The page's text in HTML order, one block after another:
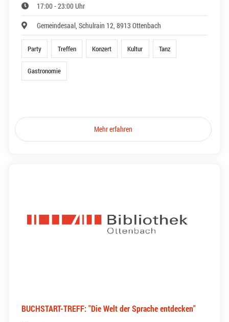
17:00 - 23:00 Uhr
Gemeindesaal, Schulrain 12, 8913 Ottenbach
Party Treffen Konzert Kultur Tanz
Gastronomie
Mehr erfahren
BUCHSTART-TREFF: "Die Welt der Sprache entdecken"